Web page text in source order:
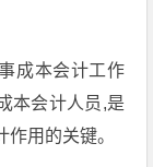
成本会计工作
本会计人员,是
用的关键。